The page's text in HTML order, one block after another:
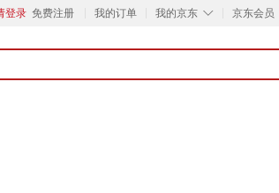
登录 免费注册 我的订单 ◇
我的京东 京东会员